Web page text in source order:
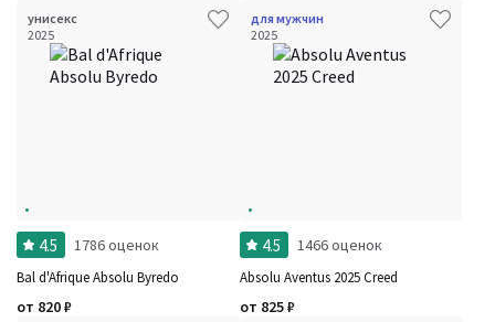
унисекс
2025
4.5 1786 оценок
Bal d'Afrique Absolu Byredo
от 820₽
для мужчин
2025
4.5 1466 оценок
Absolu Aventus 2025 Creed
от 825₽